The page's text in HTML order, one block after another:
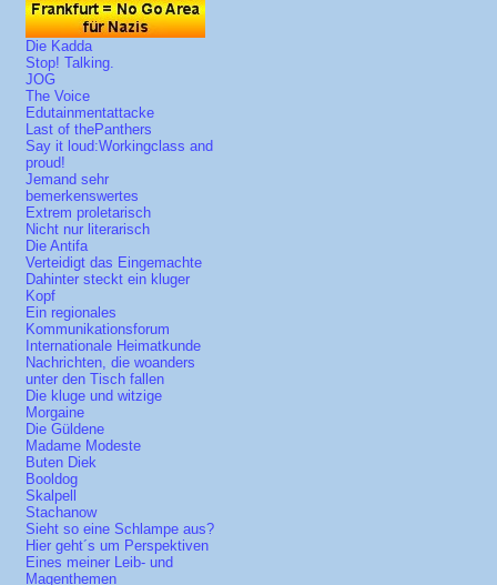
Die Kadda
Stop! Talking.
JOG
The Voice
Edutainmentattacke
Last of thePanthers
Say it loud:Workingclass and
proud!
Jemand sehr
bemerkenswertes
Extrem proletarisch
Nicht nur literarisch
Die Antifa
Verteidigt das Eingemachte
Dahinter steckt ein kluger
Kopf
Ein regionales
Kommunikationsforum
Internationale Heimatkunde
Nachrichten, die woanders
unter den Tisch fallen
Die kluge und witzige
Morgaine
Die Güldene
Madame Modeste
Buten Diek
Booldog
Skalpell
Stachanow
Sieht so eine Schlampe aus?
Hier geht´s um Perspektiven
Eines meiner Leib- und
Magenthemen